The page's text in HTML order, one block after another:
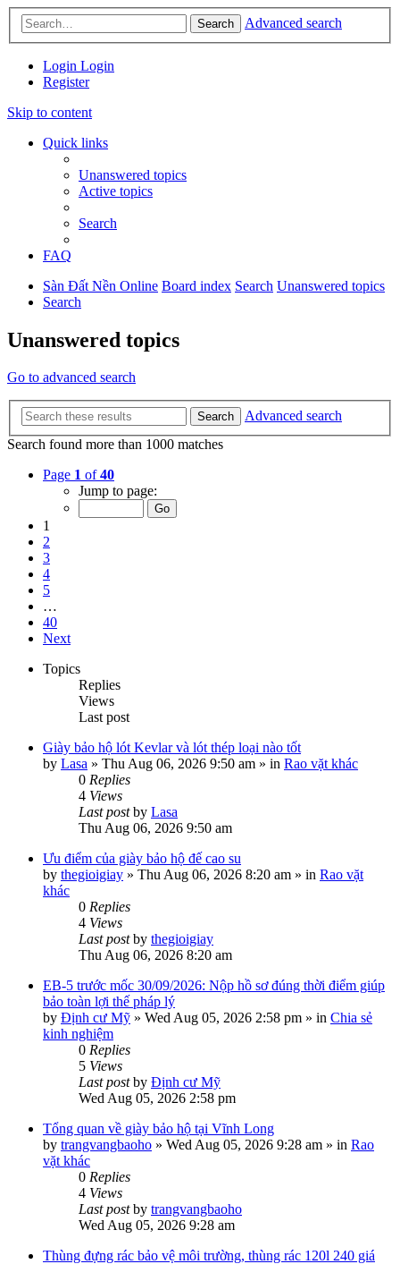
Search Advanced search
Login Login
Register
Skip to content
Quick links
Unanswered topics
Active topics
Search
FAQ
Sàn Đất Nền Online Board index Search Unanswered topics
Search
Unanswered topics
Go to advanced search
Search
Advanced search
Search found more than 1000 matches
Page 1 of40
Jump to page:
1
2
3
4
5
…
40
Next
Topics
Replies
Views
Last post
Giày bảo hộ lót Kevlar và lót thép loại nào tốt
by Lasa » Thu Aug 06, 2026 9:50 am » in Rao vặt khác
0 Replies
4 Views
Last postby Lasa
Thu Aug 06, 2026 9:50 am
Ưu điểm của giày bảo hộ đế cao su
by thegioigiay » Thu Aug 06, 2026 8:20 am » in Rao vặt
khác
0 Replies
4 Views
Last postby thegioigiay
Thu Aug 06, 2026 8:20 am
EB-5 trước mốc 30/09/2026: Nộp hồ sơ đúng thời điểm giúp
bảo toàn lợi thế pháp lý
by Định cư Mỹ » Wed Aug 05, 2026 2:58 pm » in Chia sẻ
kinh nghiệm
0 Replies
5 Views
Last postby Định cư Mỹ
Wed Aug 05, 2026 2:58 pm
Tổng quan về giày bảo hộ tại Vĩnh Long
by trangvangbaoho » Wed Aug 05, 2026 9:28 am » in Rao
vặt khác
0 Replies
4 Views
Last postby trangvangbaoho
Wed Aug 05, 2026 9:28 am
Thùng đựng rác bảo vệ môi trường, thùng rác 120l 240 giá